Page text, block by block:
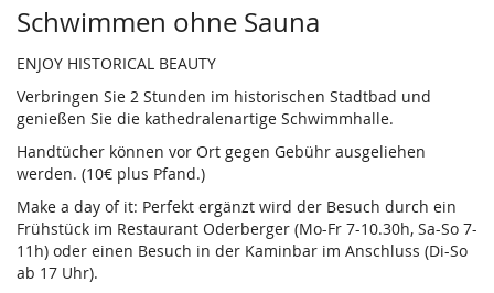
Produkte
Schwimmen ohne Sauna
ENJOY HISTORICAL BEAUTY
Verbringen Sie 2 Stunden im historischen Stadtbad und
genießen Sie die kathedralenartige Schwimmhalle.
Handtücher können vor Ort gegen Gebühr ausgeliehen
werden. (10€ plus Pfand.)
Make a day of it: Perfekt ergänzt wird der Besuch durch ein
Frühstück im Restaurant Oderberger (Mo-Fr 7-10.30h, Sa-So 7-
11h) oder einen Besuch in der Kaminbar im Anschluss (Di-So
ab 17 Uhr).